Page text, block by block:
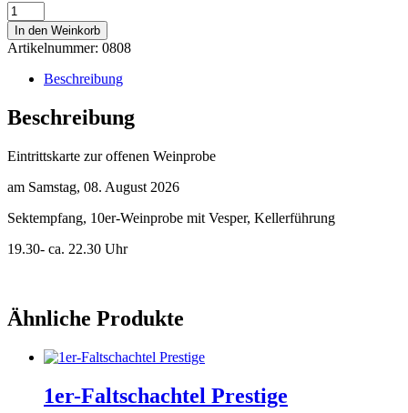
Eintrittskarte
zur
Weinprobe
am
08.08.2026
Menge
In den Weinkorb
Artikelnummer: 0808
Beschreibung
Beschreibung
Eintrittskarte zur offenen Weinprobe
am Samstag, 08. August 2026
Sektempfang, 10er-Weinprobe mit Vesper, Kellerführung
19.30- ca. 22.30 Uhr
Ähnliche Produkte
1er-Faltschachtel Prestige